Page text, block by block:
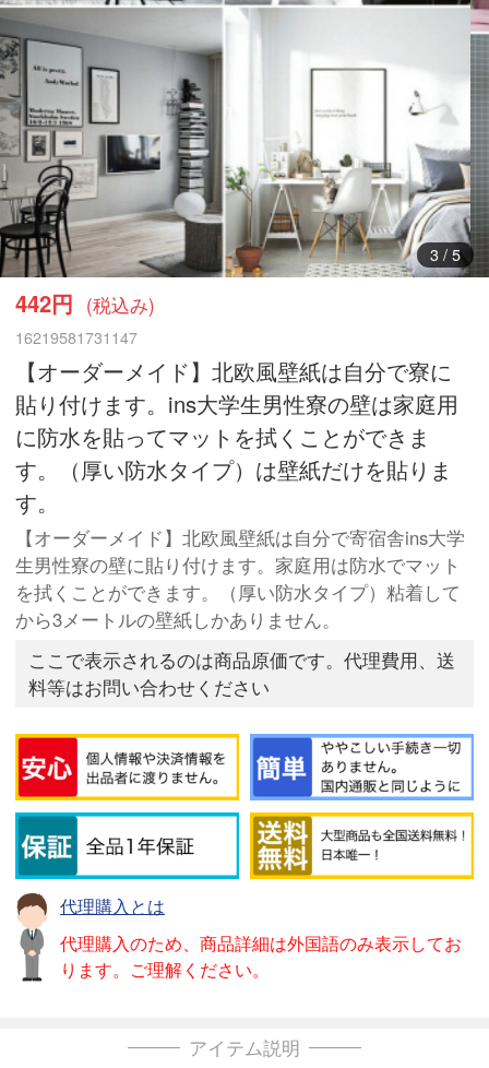
3/ 5
442円 (税込み)
16219581731147
【オーダーメイド】北欧風壁紙は自分で寮に
貼り付けます。ins大学生男性寮の壁は家庭用
に防水を貼ってマットを拭くことができま
す。（厚い防水タイプ）は壁紙だけを貼りま
す。
【オーダーメイド】北欧風壁紙は自分で寄宿舎ins大学
生男性寮の壁に貼り付けます。家庭用は防水でマット
を拭くことができます。（厚い防水タイプ）粘着して
から3メートルの壁紙しかありません。
ここで表示されるのは商品原価です。代理費用、送
料等はお問い合わせください
代理購入とは
代理購入のため、商品詳細は外国語のみ表示してお
ります。ご理解ください。
アイテム説明